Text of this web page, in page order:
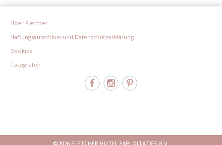
Über Fletcher
Haftungsausschluss und Datenschutzerklärung
Cookies
Fotografen
©2026 FLETCHER HOTEL EXPLOITATIES B.V.